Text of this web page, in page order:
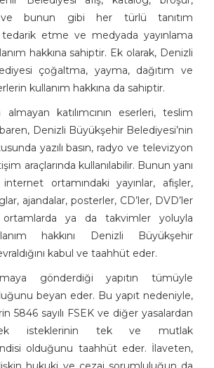
bunun gibi her türlü tanıtım
etme ve medyada yayınlama
hakkına sahiptir. Ek olarak, Denizli
çoğaltma, yayma, dağıtım ve
kullanım hakkına da sahiptir.
katılımcının eserleri, teslim
Denizli Büyükşehir Belediyesi’nin
yazılı basın, radyo ve televizyon
araçlarında kullanılabilir. Bunun yanı
internet ortamındaki yayınlar, afişler,
ajandalar, posterler, CD’ler, DVD’ler
ya da takvimler yoluyla
hakkını Denizli Büyükşehir
kabul ve taahhüt eder.
gönderdiği yapıtın tümüyle
beyan eder. Bu yapıt nedeniyle,
5846 sayılı FSEK ve diğer yasalardan
isteklerinin tek ve mutlak
olduğunu taahhüt eder. İlaveten,